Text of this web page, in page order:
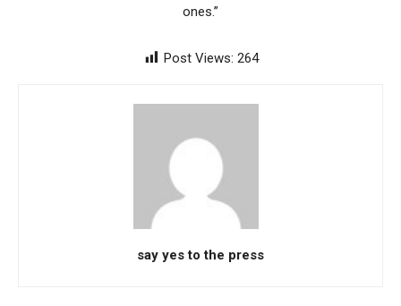
ones.”
Post Views: 264
say yes to the press